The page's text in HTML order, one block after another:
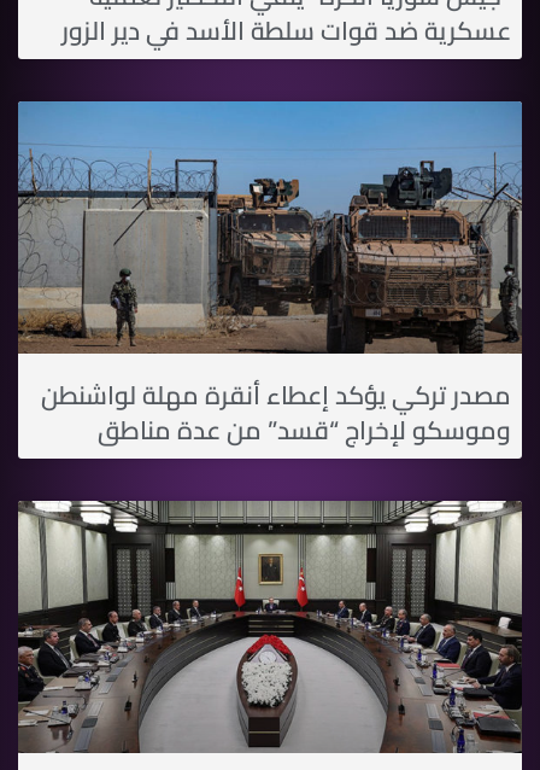
عسكرية ضد قوات سلطة الأسد في دير الزور
مصدر تركي يؤكد إعطاء أنقرة مهلة لواشنطن
وموسكو لإخراج “قسد” من عدة مناطق